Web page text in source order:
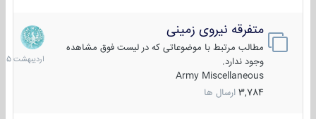
متفرقه نیروی زمینی
مطالب مرتبط با موضوعاتی که در لیست فوق مشاهده
وجود ندارد.
Army Miscellaneous
3,784 ارسال ها
27
1405